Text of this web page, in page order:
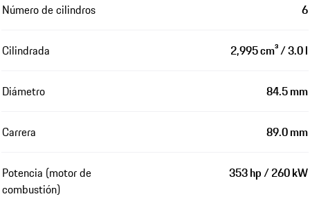
Número de cilindros 6
Cilindrada 2,995 cm³ / 3.0 l
Diámetro 84.5 mm
Carrera 89.0 mm
Potencia (motor de
combustión)
353 hp / 260 kW